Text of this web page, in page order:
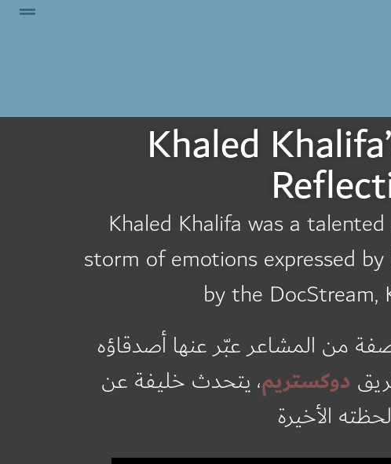
Khaled
Khaled Khalifa was a
storm of emotions expressed
by the DocStream,
من المشاعر عبّر عنها أصدقاؤه
دوكستريم، يتحدث خليفة عن
الأخيرة